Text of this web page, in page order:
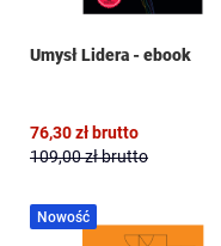
Umysł Lidera - ebook
76,30 zł brutto
109,00 złbrutto
Nowość